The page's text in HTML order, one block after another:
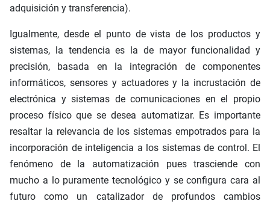
adquisición y transferencia).
Igualmente, desde el punto de vista de los productos y
sistemas, la tendencia es la de mayor funcionalidad y
precisión, basada en la integración de componentes
informáticos, sensores y actuadores y la incrustación de
electrónica y sistemas de comunicaciones en el propio
proceso físico que se desea automatizar. Es importante
resaltar la relevancia de los sistemas empotrados para la
incorporación de inteligencia a los sistemas de control. El
fenómeno de la automatización pues trasciende con
mucho a lo puramente tecnológico y se configura cara al
futuro como un catalizador de profundos cambios